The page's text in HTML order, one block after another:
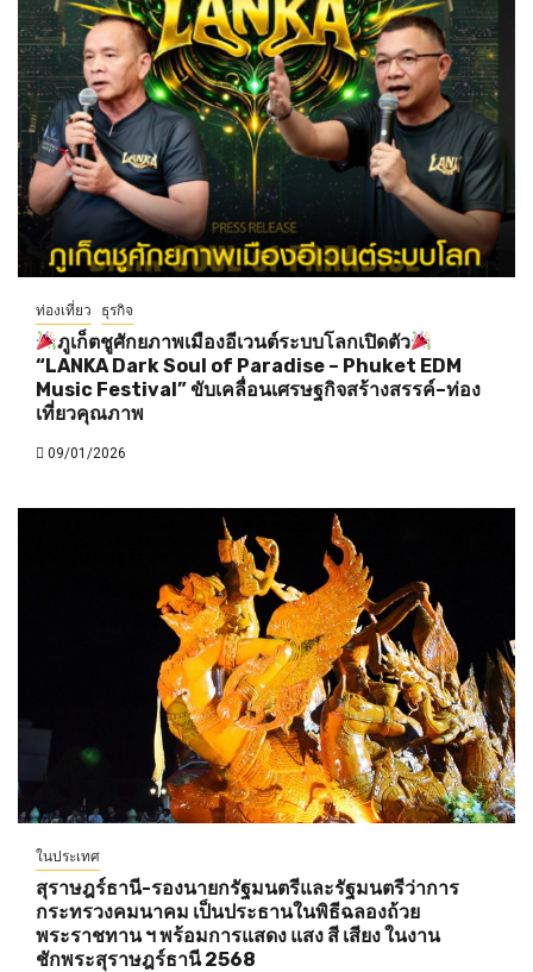
ท่องเที่ยว ธุรกิจ
ภูเก็ตชูศักยภาพเมืองอีเวนต์ระบบโลกเปิดตัว
“LANKA Dark Soul of Paradise – Phuket EDM
Music Festival” ขับเคลื่อนเศรษฐกิจสร้างสรรค์–ท่อง
เที่ยวคุณภาพ
09/01/2026
ในประเทศ
สุราษฎร์ธานี-รองนายกรัฐมนตรีและรัฐมนตรีว่าการ
กระทรวงคมนาคม เป็นประธานในพิธีฉลองถ้วย
พระราชทาน ฯ พร้อมการแสดง แสง สี เสียง ในงาน
ชักพระสุราษฎร์ธานี 2568